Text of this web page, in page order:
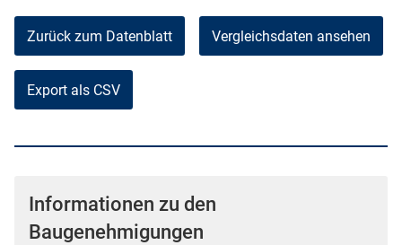
Zurück zum Datenblatt Vergleichsdaten ansehen
Export als CSV
Informationen zu den
Baugenehmigungen